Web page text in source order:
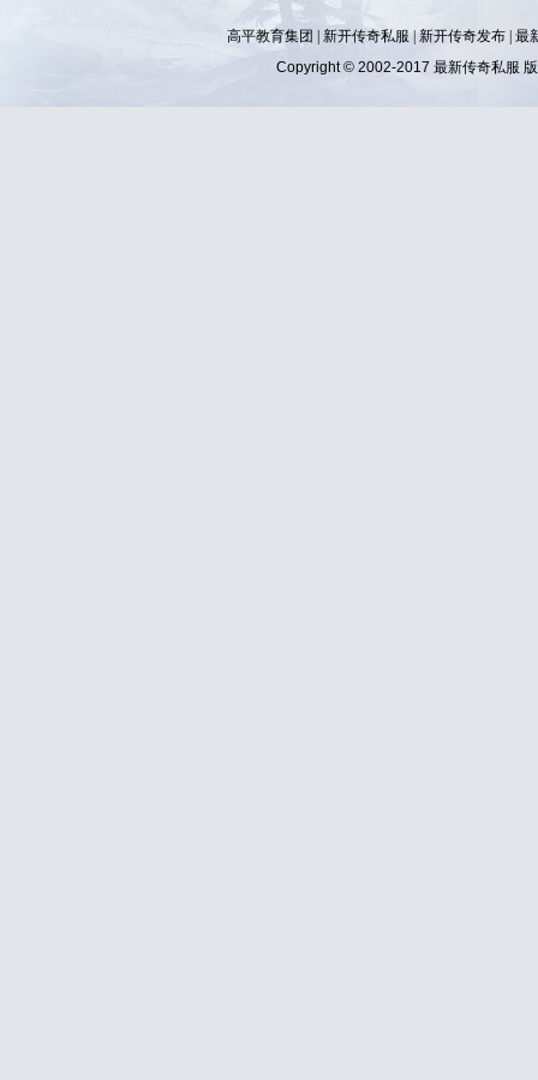
高平教育集团 | 新开传奇私服 新开传奇发布 最
Copyright © 2002-2017 最新传奇私服